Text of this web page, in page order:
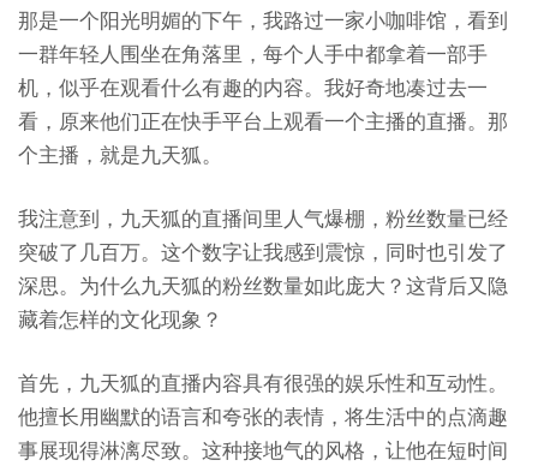
那是一个阳光明媚的下午，我路过一家小咖啡馆，看到
一群年轻人围坐在角落里，每个人手中都拿着一部手
机，似乎在观看什么有趣的内容。我好奇地凑过去一
看，原来他们正在快手平台上观看一个主播的直播。那
个主播，就是九天狐。
我注意到，九天狐的直播间里人气爆棚，粉丝数量已经
突破了几百万。这个数字让我感到震惊，同时也引发了
深思。为什么九天狐的粉丝数量如此庞大？这背后又隐
藏着怎样的文化现象？
首先，九天狐的直播内容具有很强的娱乐性和互动性。
他擅长用幽默的语言和夸张的表情，将生活中的点滴趣
事展现得淋漓尽致。这种接地气的风格，让他在短时间